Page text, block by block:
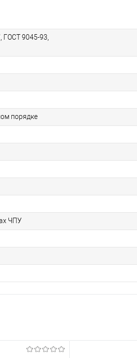
ГОСТ 9045-93,
порядке
ЧПУ